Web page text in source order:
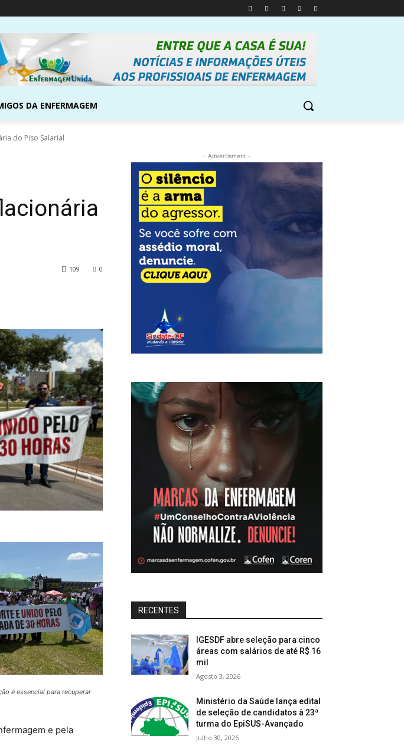
DA ENFERMAGEM
do Piso Salarial
0
109
é essencial para recuperar
e pela
- Advertisment -
RECENTES
IGESDF abre seleção para cinco
áreas com salários de até R$ 16
mil
Agosto 3, 2026
Ministério da Saúde lança edital
de seleção de candidatos à 23ª
turma do EpiSUS-Avançado
Julho 30, 2026